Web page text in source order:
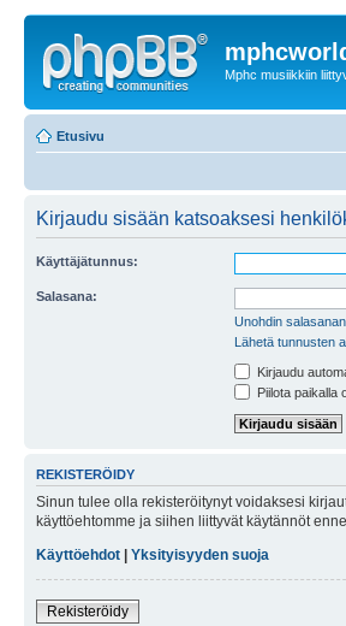
Mphc musiikkiin
Etusivu
Kirjaudu sisään katsoaksesi
Käyttäjätunnus:
Salasana:
Unohdin
Lähetä tunnusten
Kirjaudu
Piilota paikalla
REKISTERÖIDY
Sinun tulee olla rekisteröitynyt voidaksesi
käyttöehtomme ja siihen liittyvät käytännöt
Käyttöehdot
Yksityisyyden suoja
Rekisteröidy